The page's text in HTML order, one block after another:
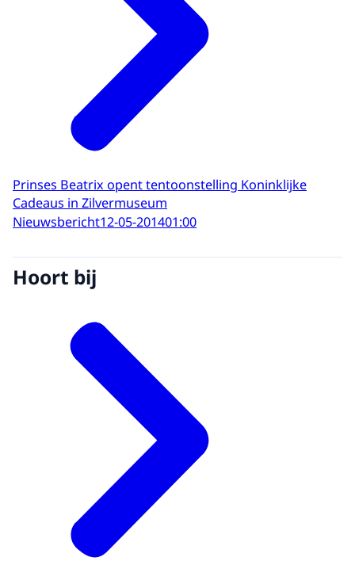
Prinses Beatrix opent tentoonstelling Koninklijke
Cadeaus in Zilvermuseum
Nieuwsbericht12-05-201401:00
Hoort bij